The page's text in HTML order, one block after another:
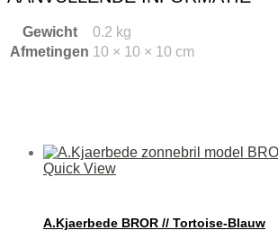
Gewicht
0.2 kg
Afmetingen 10 × 10 × 10 cm
Quick View
A.Kjaerbede BROR // Tortoise-Blauw